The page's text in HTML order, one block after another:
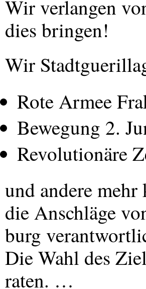
Wir verlangen
dies bringen!
Wir
Rote Armee
Bewegung 2.
Revolutionäre
und andere
die Anschläge
burg
Die Wahl des
raten. …